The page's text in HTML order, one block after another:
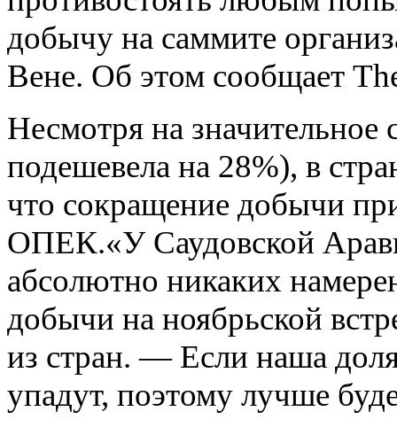
В Запорожье День
освобождения от
фашизма
постановкой с
издева...
против России
он...
признала Степана
Бандеру
национальным
героем Украины...
Момент истины во
взаимоотношениях
ДНР не собирается
менять или
бойцов батальо...
добычу на саммите
Вене. Об этом сообщает
Несмотря на
подешевела на 28%), в
что сокращение добычи
ОПЕК.«У Саудовской
абсолютно никаких
добычи на ноябрьской
из стран. — Если наша
упадут, поэтому лучше